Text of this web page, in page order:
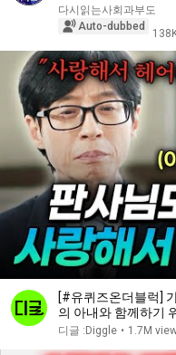
다시읽는사회과부도
Auto-dubbed
[#유퀴즈온더블럭]
의 아내와 함께하기
디글 :Diggle • 1.7M